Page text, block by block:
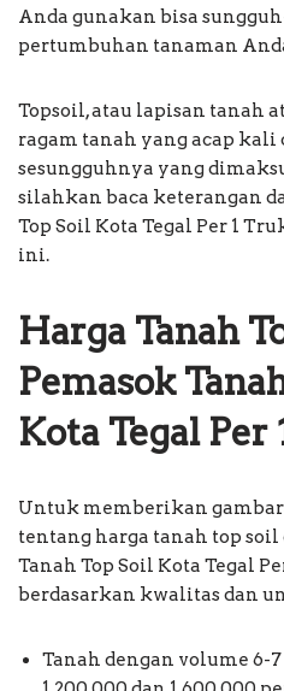
Anda gunakan bisa
pertumbuhan tanaman
Topsoil, atau lapisan tanah
ragam tanah yang acap kali
sesungguhnya yang
silahkan baca keterangan
Top Soil Kota Tegal Per 1
ini.
Harga Tanah
Pemasok
Kota Tegal
Untuk memberikan
tentang harga tanah top
Tanah Top Soil Kota Tegal
berdasarkan kwalitas dan
Tanah dengan volume